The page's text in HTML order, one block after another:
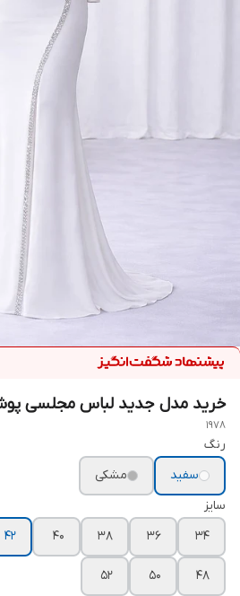
خرید مدل جدید لباس مجلسی پوشیده
1978
رنگ
سفید
مشکی
سایز
۳۴
۳۶ ۳۸ ۴۰ ۴۲
۴۸ ۵۰ ۵۲